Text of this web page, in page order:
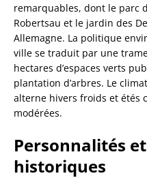
remarquables, dont le parc
Robertsau et le jardin des
Allemagne. La politique
ville se traduit par une
hectares d’espaces verts
plantation d’arbres. Le
alterne hivers froids et étés
modérées.
Personnalités
historiques